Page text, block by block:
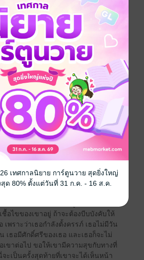
รคะ” พลอยชมพูทำท่าไขสือ
บที่รัก” เหมันต์หอมแก้มหญิงสาวไปหนึ่ง
นเกิดอย่างอื่นได้มั้ยคะ” เป็นโอกาสที่
ในสิ่งที่เธอสงสัย เธออยากรู้เหมือนกัน
าอย่างไร
อย่างอยู่แล้ว” เหมันต์ตอบอย่างไม่คิด
คะ” พลอยชมพูเอ่ยถามออกไปด้วยความ
จะตอบตกลง แม้ว่าเธอจะต้องเป็นฝ่าย
ทั้งที่เป็นผู้หญิงก็ตาม แต่ถ้าอีกหนึ่งเดือน
งงานจริงๆ อย่างที่เธอแอบได้ยินมา
ธออย่างแน่นอน
อนนะ ถ้าผมจัดการอะไรเรียบร้อยแล้ว
นที” เหมันต์อึกอักขึ้นมา เขาไม่แน่ใจ
สาวจึงพูดเรื่องนี้ขึ้นมา
” พลอยชมพูมีคำตอบในใจแล้วว่าเธอ
เขาไม่มีความจริงใจให้เธอเลยสักนิด
ให้มันผ่านไปวันๆ เท่านั้น เธอมันแค่
ชื้อไขของเขาอยู่ ถ้าจะต้องบีบบังคับให้
เพราะว่าเธอกำลังตั้งครรภ์ เธอไม่มีวัน
เธอมีศักดิ์ศรีของเธอ และเธอก็จะไม่
เขาต่อไป ขอให้เขามีความสุขกับทางที่
จะเป็นครั้งสุดท้ายที่เขาจะได้เห็นหน้า
เทศกาลนิยาย การ์ตูนวาย สุดยิ่งใหญ่
ด 80% ตั้งแต่วันที่ 31 ก.ค. - 16 ส.ค.